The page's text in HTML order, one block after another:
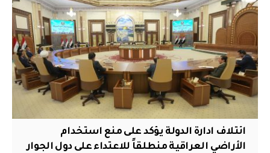
ائتلاف ادارة الدولة يؤكد على منع استخدام
الأراضي العراقية منطلقاً للاعتداء على دول الجوار